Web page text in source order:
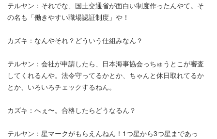
テルヤン：それでな、国土交通省が面白い制度作ったんやて。そ
の名も「働きやすい職場認証制度」や！
カズキ：なんやそれ？どういう仕組みなん？
テルヤン：会社が申請したら、日本海事協会っちゅうとこが審査
してくれるんや。法令守ってるかとか、ちゃんと休日取れてるか
とか、いろいろチェックするねん。
カズキ：へぇ〜。合格したらどうなるん？
テルヤン：星マークがもらえんねん！1つ星から3つ星まであっ